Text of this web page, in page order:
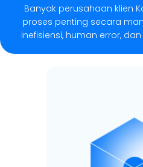
Banyak perusahaan klien
proses penting secara
inefisiensi, human error,